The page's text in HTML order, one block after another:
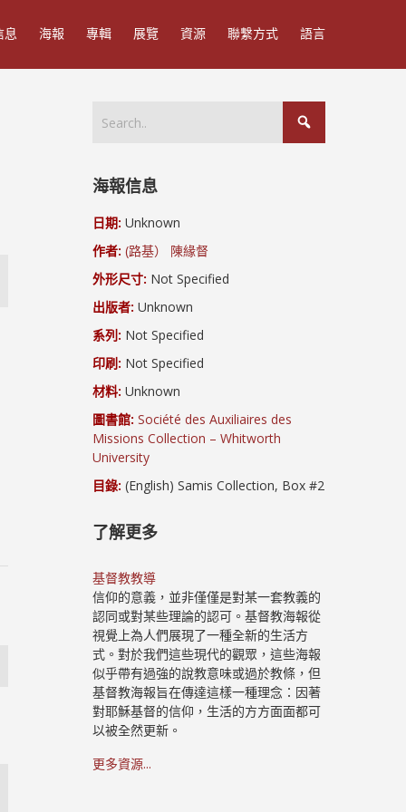
息 海報 專輯 展覽 資源 聯繫方式 語言
海報信息
日期: Unknown
作者: (路基） 陳緣督
外形尺寸: Not Specified
出版者: Unknown
系列: Not Specified
印刷: Not Specified
材料: Unknown
圖書館: Société des Auxiliaires des
Missions Collection – Whitworth
University
目錄: (English) Samis Collection, Box #2
了解更多
基督教教導
信仰的意義，並非僅僅是對某一套教義的
認同或對某些理論的認可。基督教海報從
視覺上為人們展現了一種全新的生活方
式。對於我們這些現代的觀眾，這些海報
似乎帶有過強的說教意味或過於教條，但
基督教海報旨在傳達這樣一種理念：因著
對耶穌基督的信仰，生活的方方面面都可
以被全然更新。
更多資源...